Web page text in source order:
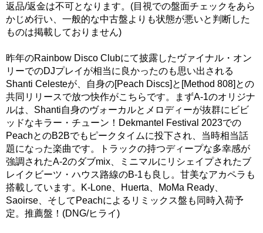
返品/返金は不可となります。(目視での盤面チェックをあら
かじめ行い、一般的な中古盤よりも状態が悪いと判断した
ものは掲載しておりません)
昨年のRainbow Disco Clubにて披露したヴァイナル・オン
リーでのDJプレイが相当に良かったのも思い出される
Shanti Celesteが、自身の[Peach Discs]と[Method 808]との
共同リリースで放つ快作がこちらです。まずA-1のオリジナ
ルは、Shanti自身のヴォーカルとメロディーが抜群にビビ
ッドなキラー・チューン！Dekmantel Festival 2023での
PeachとのB2Bでもピークタイムに投下され、当時相当話
題になった楽曲です。トラックの持つディープな多幸感が
強調されたA-2のダブmix、ミニマルにリシェイプされたブ
レイクビーツ・ハウス路線のB-1も良し。甘美なアカペラも
搭載しています。K-Lone、Huerta、MoMa Ready、
Saoirse、そしてPeachによるリミックス盤も同時入荷予
定。推薦盤！(DNG/ヒライ)